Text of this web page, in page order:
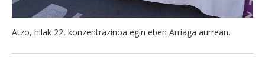
Atzo, hilak 22, konzentrazinoa egin eben Arriaga aurrean.